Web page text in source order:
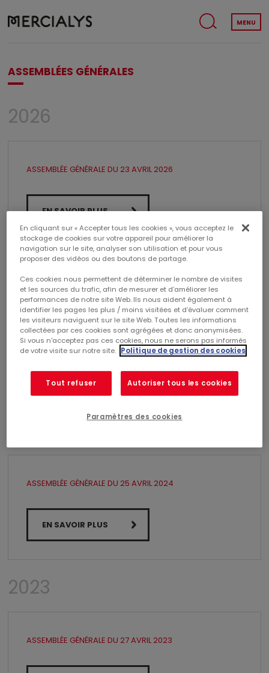
MENU
ASSEMBLÉES GÉNÉRALES
2026
ASSEMBLÉE GÉNÉRALE DU 23 AVRIL 2026
EN SAVOIR PLUS
2025
ASSEMBLÉE GÉNÉRALE DU 29 AVRIL 2025
ASSEMBLÉE GÉNÉRALE DU 25 AVRIL 2024
EN SAVOIR PLUS
2023
ASSEMBLÉE GÉNÉRALE DU 27 AVRIL 2023
En cliquant sur « Accepter tous les cookies », vous acceptez le
stockage de cookies sur votre appareil pour améliorer la
navigation sur le site, analyser son utilisation et pour vous
proposer des vidéos ou des boutons de partage.
Ces cookies nous permettent de déterminer le nombre de visites
et les sources du trafic, afin de mesurer et d’améliorer les
performances de notre site Web. Ils nous aident également à
identifier les pages les plus / moins visitées et d’évaluer comment
les visiteurs naviguent sur le site Web. Toutes les informations
collectées par ces cookies sont agrégées et donc anonymisées.
Si vous n'acceptez pas ces cookies, nous ne serons pas informés
de votre visite sur notre site. Politique de gestion des cookies
Tout refuser Autoriser tous les cookies
Paramètres des cookies